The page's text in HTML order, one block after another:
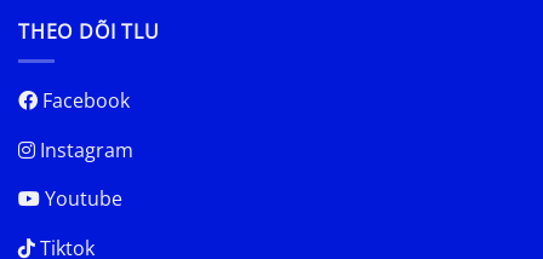
THEO DÕI TLU
Facebook
Instagram
Youtube
Tiktok